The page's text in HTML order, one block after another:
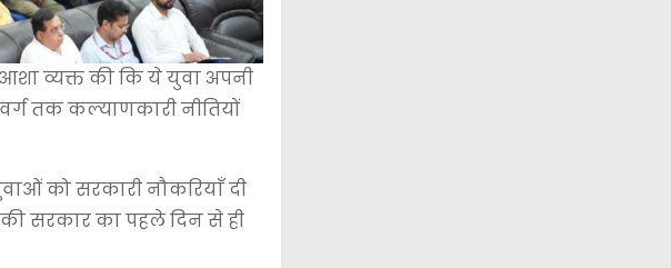
व्यक्त की कि ये युवा अपनी
तक कल्याणकारी नीतियों
को सरकारी नौकरियाँ दी
सरकार का पहले दिन से ही